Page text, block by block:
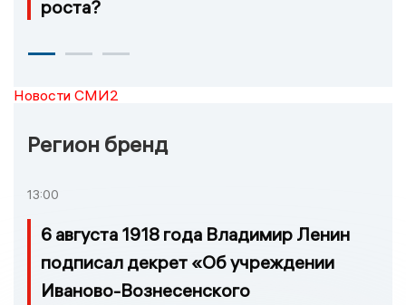
роста?
Новости СМИ2
Регион бренд
13:00
6 августа 1918 года Владимир Ленин
подписал декрет «Об учреждении
Иваново-Вознесенского